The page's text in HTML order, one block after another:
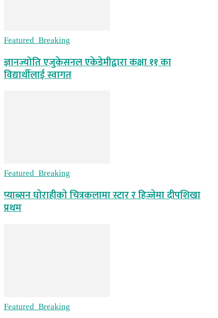
Featured_Breaking
ज्ञानज्योति एजुकेसनल एकेडेमीद्वारा कक्षा ११ का
विद्यार्थीलाई स्वागत
Featured_Breaking
प्याब्सन घाेराहीकाे चित्रकलामा स्टार र हिज्जेमा दीपशिखा
प्रथम
Featured_Breaking